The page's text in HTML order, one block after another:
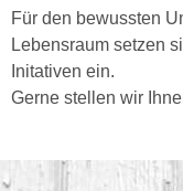
Für den bewussten
Lebensraum setzen
Initativen ein.
Gerne stellen wir